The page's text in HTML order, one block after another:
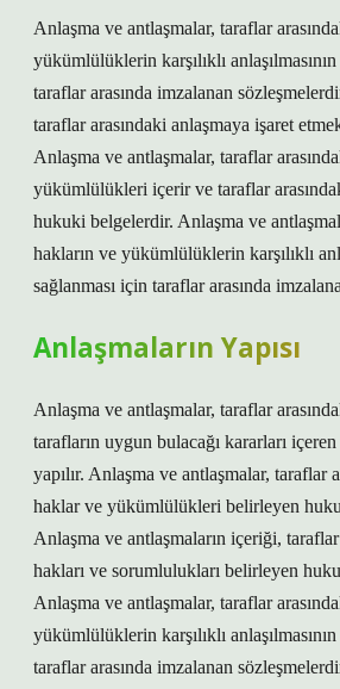
Anlaşma ve antlaşmalar, taraflar
yükümlülüklerin karşılıklı
taraflar arasında imzalanan
taraflar arasındaki anlaşmaya işaret
Anlaşma ve antlaşmalar, taraflar
yükümlülükleri içerir ve taraflar
hukuki belgelerdir. Anlaşma ve
hakların ve yükümlülüklerin karşılıklı
sağlanması için taraflar arasında
Anlaşmaların Yapısı
Anlaşma ve antlaşmalar, taraflar
tarafların uygun bulacağı kararları
yapılır. Anlaşma ve antlaşmalar, taraflar
haklar ve yükümlülükleri belirleyen
Anlaşma ve antlaşmaların içeriği,
hakları ve sorumlulukları belirleyen
Anlaşma ve antlaşmalar, taraflar
yükümlülüklerin karşılıklı
taraflar arasında imzalanan